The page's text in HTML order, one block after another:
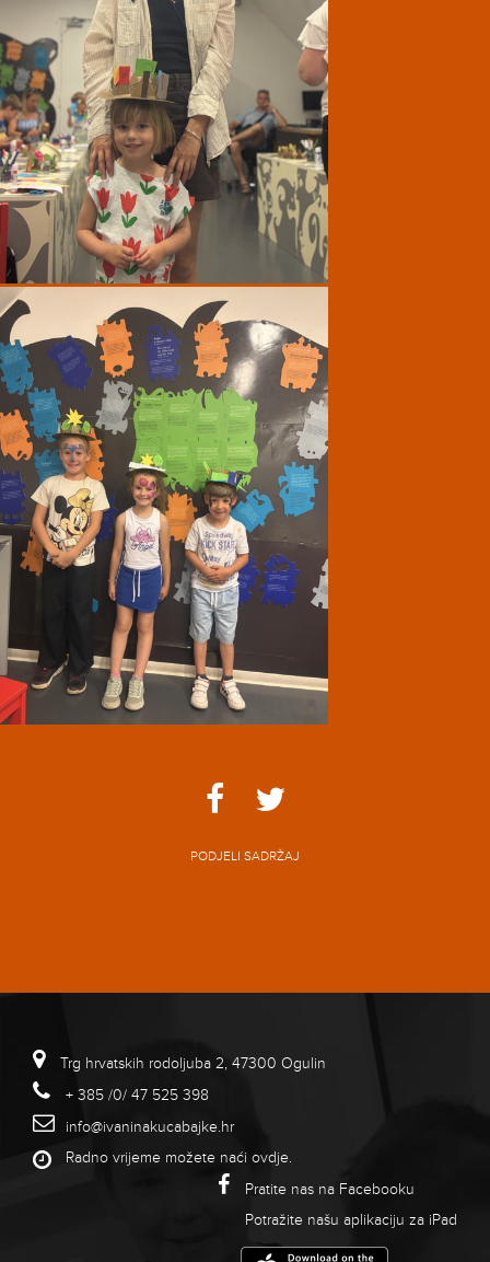
PODJELI SADRŽAJ
Trg hrvatskih rodoljuba 2, 47300 Ogulin
+ 385 /0/ 47 525 398
info@ivaninakucabajke.hr
Radno vrijeme možete naći ovdje.
Pratite nas na Facebooku
Potražite našu aplikaciju za iPad